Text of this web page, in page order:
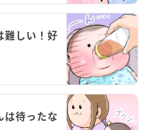
難しい！好
は待ったな